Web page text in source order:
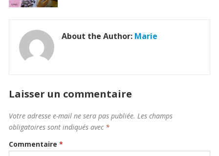
About the Author: Marie
Laisser un commentaire
Votre adresse e-mail ne sera pas publiée. Les champs
obligatoires sont indiqués avec *
Commentaire *